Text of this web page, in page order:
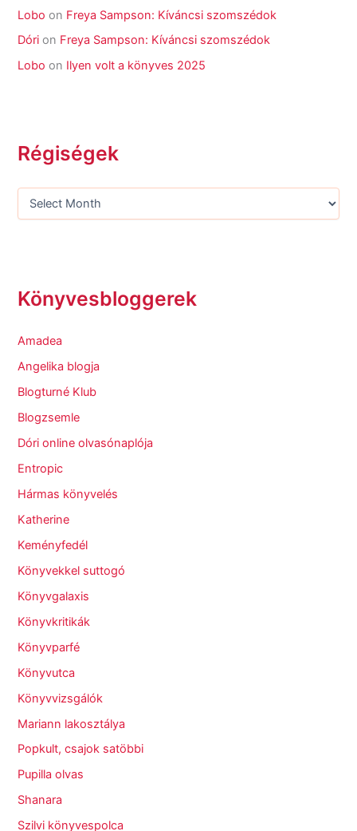
Lobo on Freya Sampson: Kíváncsi szomszédok
Dóri on Freya Sampson: Kíváncsi szomszédok
Lobo on Ilyen volt a könyves 2025
Régiségek
Könyvesbloggerek
Amadea
Angelika blogja
Blogturné Klub
Blogzsemle
Dóri online olvasónaplója
Entropic
Hármas könyvelés
Katherine
Keményfedél
Könyvekkel suttogó
Könyvgalaxis
Könyvkritikák
Könyvparfé
Könyvutca
Könyvvizsgálók
Mariann lakosztálya
Popkult, csajok satöbbi
Pupilla olvas
Shanara
Szilvi könyvespolca